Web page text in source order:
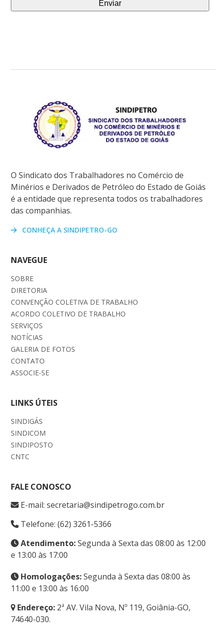
O Sindicato dos Trabalhadores no Comércio de
Minérios e Derivados de Petróleo do Estado de Goiás
é a entidade que representa todos os trabalhadores
das companhias.
CONHEÇA A SINDIPETRO-GO
NAVEGUE
SOBRE
DIRETORIA
CONVENÇÃO COLETIVA DE TRABALHO
ACORDO COLETIVO DE TRABALHO
SERVIÇOS
NOTÍCIAS
GALERIA DE FOTOS
CONTATO
ASSOCIE-SE
LINKS ÚTEIS
SINDIGÁS
SINDICOM
SINDIPOSTO
CNTC
FALE CONOSCO
E-mail: secretaria@sindipetrogo.com.br
Telefone: (62) 3261-5366
Atendimento:Segunda à Sexta das 08:00 às 12:00
e 13:00 às 17:00
Homologações:Segunda à Sexta das 08:00 às
11:00 e 13:00 às 16:00
Endereço: 2ª AV. Vila Nova, Nº 119, Goiânia-GO,
74640-030.